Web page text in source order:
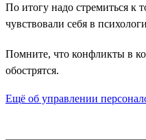
По итогу надо стремиться к
чувствовали себя в
Помните, что конфликты в
обострятся.
Ещё об управлении